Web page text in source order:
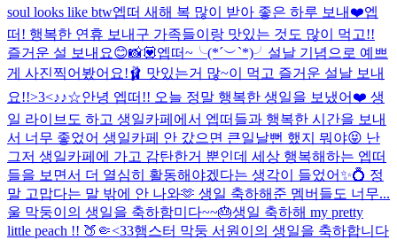
soul looks like btw엡떠 새해 복 많이 받아 좋은 하루 보내❤️엡
떠! 행복한 연휴 보내구 가족들이랑 맛있는 것도 많이 먹고!!
즐거운 설 보내요😊📸💟엡떠~╰(*´︶`*)╯설날 기념으로 예쁘
게 사진찍어봤어요!🩰 맛있는거 많~이 먹고 즐거운 설날 보내
요!!>3<♪♪☆안녕 엡떠!! 오늘 정말 행복한 생일을 보냈어❤️ 생
일 라이브도 하고 생일카페에서 엡떠들과 행복한 시간을 보내
서 너무 좋었어 생일카페 안 갔으면 큰일날뻔 했지 뭐야😝 난
그저 생일카페에 가고 감탄한거 뿐인데 세상 행복해하는 엡떠
들을 보면서 더 열심히 활동해야겠다는 생각이 들었어✨💍 정
말 고맙다는 말 밖에 안 나와🫶 생일 축하해준 멤버들도 너무...
울 막둥이의 생일을 축하함미다~~🎂생일 축하해 my pretty
little peach !! 🍑🤏<33햄스터 막둥 서원이의 생일을 축하합니다